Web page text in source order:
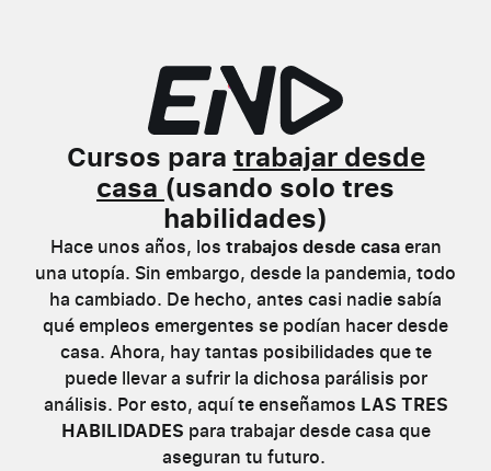
Cursos para trabajar desde
casa (usando solo tres
habilidades)
Hace unos años, los trabajos desde casaeran
una utopía. Sin embargo, desde la pandemia, todo
ha cambiado. De hecho, antes casi nadie sabía
qué empleos emergentes se podían hacer desde
casa. Ahora, hay tantas posibilidades que te
puede llevar a sufrir la dichosa parálisis por
análisis. Por esto, aquí te enseñamos LAS TRES
HABILIDADES para trabajar desde casa que
aseguran tu futuro.